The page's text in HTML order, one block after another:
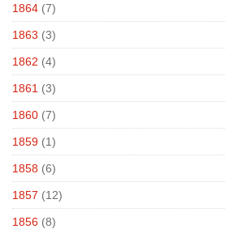
1864 (7)
1863 (3)
1862 (4)
1861 (3)
1860 (7)
1859 (1)
1858 (6)
1857 (12)
1856 (8)